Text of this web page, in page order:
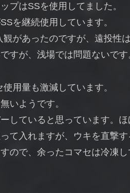
プはSSを使用してました。
を継続使用しています。
があったのですが、遠投性
すが、浅場では問題ないです
用量も激減しています。
いようです。
していると思っています。
て入れますが、ウキを直撃す
ので、余ったコマセは冷凍